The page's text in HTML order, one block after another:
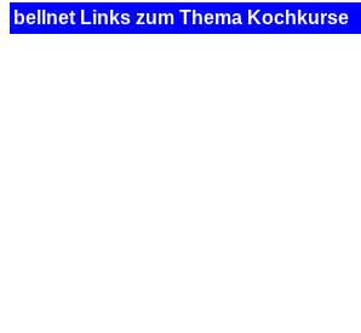
bellnet Links zum Thema Kochkurse